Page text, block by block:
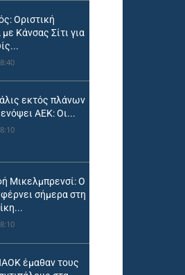
Οριστική
Κάνσας Σίτι για
εκτός πλάνων
ΑΕΚ: Οι...
Μικελμπρενσί: Ο
σήμερα στη
έμαθαν τους